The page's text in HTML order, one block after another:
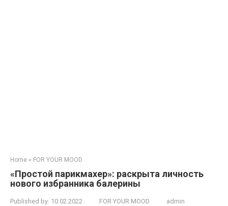
Home » FOR YOUR MOOD
«Простой парикмахер»: раскрыта личность
нового избранника балерины
Published by: 10.02.2022 FOR YOUR MOOD admin